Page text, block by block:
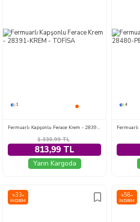
1
Fermuarlı Kapşonlu Ferace Krem - 28391-KREM
1.330,99TL
813,99 TL
Yarın Kargoda
4
%33
İNDIRIM
%58
İNDIRIM